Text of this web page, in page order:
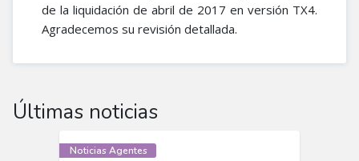
de la liquidación de abril de 2017 en versión TX4.
Agradecemos su revisión detallada.
Últimas noticias
Noticias Agentes